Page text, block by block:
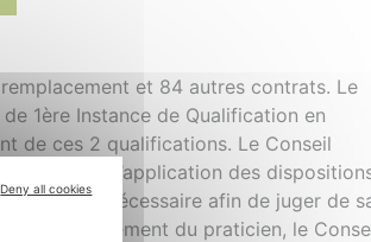
et 84 autres contrats. Le
1ère Instance de Qualification en
de ces 2 qualifications. Le Conseil
demande d’application des
est nécessaire afin de juger de
comportement du praticien, le
Deny all cookies